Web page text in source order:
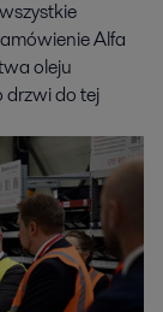
Alfa
oleju
drzwi do tej